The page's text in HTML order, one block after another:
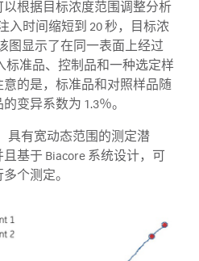
根据目标浓度范围调整分析
入时间缩短到 20 秒，目标浓
图显示了在同一表面上经过
标准品、控制品和一种选定样
的是，标准品和对照样品随
变异系数为 1.3％。
具有宽动态范围的测定潜
基于 Biacore 系统设计，可
个测定。